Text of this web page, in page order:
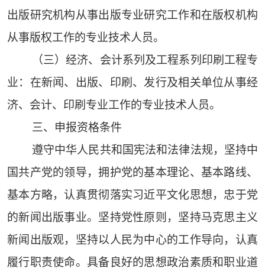
出版研究机构从事出版专业研究工作和在版权机构
从事版权工作的专业技术人员。
（三）经济、会计系列及工程系列印刷工程专
业：在新闻、出版、印刷、发行及相关单位从事经
济、会计、印刷专业工作的专业技术人员。
三、申报资格条件
遵守中华人民共和国宪法和法律法规，坚持中
国共产党的领导，拥护党的基本理论、基本路线、
基本方略，认真贯彻落实习近平文化思想，忠于党
的新闻出版事业。坚持党性原则，坚持马克思主义
新闻出版观，坚持以人民为中心的工作导向，认真
履行职责使命。具备良好的思想政治素质和职业道